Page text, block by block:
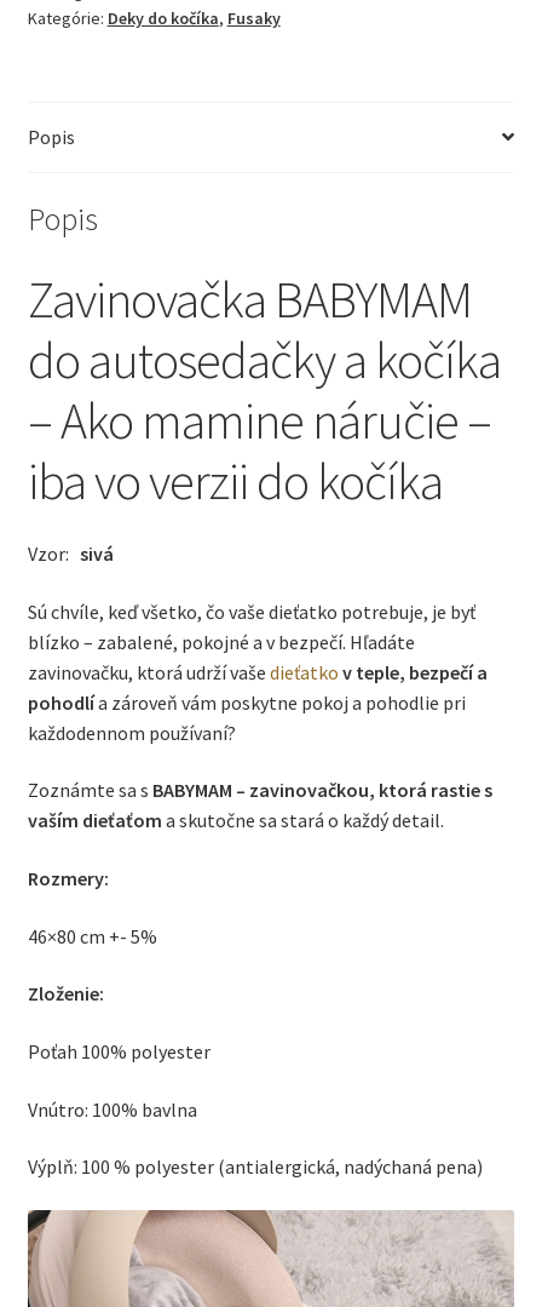
bavlnená,
-
sivá
Kategórie: Deky do kočíka, Fusaky
Popis
Popis
Zavinovačka BABYMAM
do autosedačky a kočíka
– Ako mamine náručie –
iba vo verzii do kočíka
Vzor: sivá
Sú chvíle, keď všetko, čo vaše dieťatko potrebuje, je byť
blízko – zabalené, pokojné a v bezpečí. Hľadáte
zavinovačku, ktorá udrží vaše dieťatko v teple, bezpečí a
pohodlía zároveň vám poskytne pokoj a pohodlie pri
každodennom používaní?
Zoznámte sa s BABYMAM – zavinovačkou, ktorá rastie s
vaším dieťaťom a skutočne sa stará o každý detail.
Rozmery:
46×80 cm +- 5%
Zloženie:
Poťah 100% polyester
Vnútro: 100% bavlna
Výplň: 100 % polyester (antialergická, nadýchaná pena)